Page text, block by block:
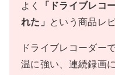
よく
「ドライブレコ
れた」
という商品レ
ドライブレコーダー
温に強い、連続録画